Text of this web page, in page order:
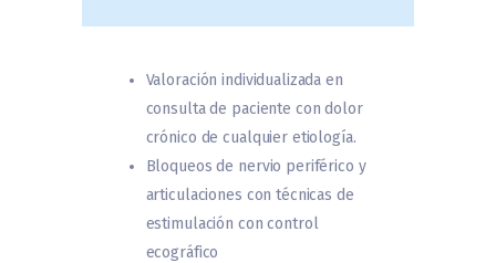
Valoración individualizada en
consulta de paciente con dolor
crónico de cualquier etiología.
Bloqueos de nervio periférico y
articulaciones con técnicas de
estimulación con control
ecográfico